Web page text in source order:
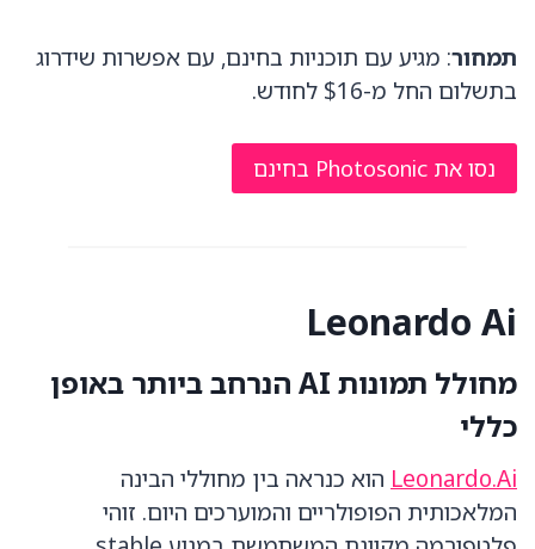
תמחור: מגיע עם תוכניות בחינם, עם אפשרות שידרוג
בתשלום החל מ-$16 לחודש.
נסו את Photosonic בחינם
Leonardo Ai
מחולל תמונות AI הנרחב ביותר באופן
כללי
Leonardo.Ai הוא כנראה בין מחוללי הבינה
המלאכותית הפופולריים והמוערכים היום. זוהי